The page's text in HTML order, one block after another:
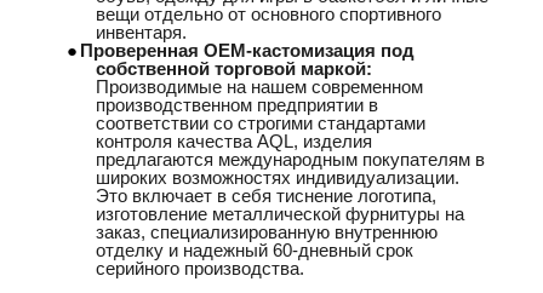
вещи отдельно от основного спортивного
инвентаря.
● Проверенная OEM-кастомизация под
собственной торговой маркой:
Производимые на нашем современном
производственном предприятии в
соответствии со строгими стандартами
контроля качества AQL, изделия
предлагаются международным покупателям в
широких возможностях индивидуализации.
Это включает в себя тиснение логотипа,
изготовление металлической фурнитуры на
заказ, специализированную внутреннюю
отделку и надежный 60-дневный срок
серийного производства.